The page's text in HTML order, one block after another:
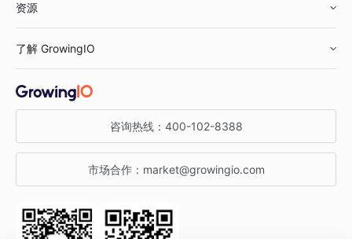
鞋服行业
汽车行业
金融行业
智能运营
获客分析
资源
增长公开课
增长博客
开发者文档
了解 GrowingIO
关于 GrowingIO
增长大会
行业活动
咨询热线： 400-102-8388
市场合作： market@growingio.com